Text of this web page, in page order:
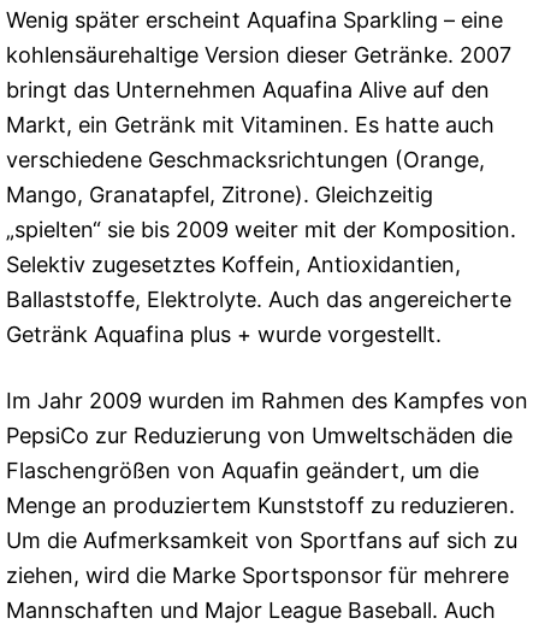
Wenig später erscheint Aquafina Sparkling – eine
kohlensäurehaltige Version dieser Getränke. 2007
bringt das Unternehmen Aquafina Alive auf den
Markt, ein Getränk mit Vitaminen. Es hatte auch
verschiedene Geschmacksrichtungen (Orange,
Mango, Granatapfel, Zitrone). Gleichzeitig
„spielten“ sie bis 2009 weiter mit der Komposition.
Selektiv zugesetztes Koffein, Antioxidantien,
Ballaststoffe, Elektrolyte. Auch das angereicherte
Getränk Aquafina plus + wurde vorgestellt.
Im Jahr 2009 wurden im Rahmen des Kampfes von
PepsiCo zur Reduzierung von Umweltschäden die
Flaschengrößen von Aquafin geändert, um die
Menge an produziertem Kunststoff zu reduzieren.
Um die Aufmerksamkeit von Sportfans auf sich zu
ziehen, wird die Marke Sportsponsor für mehrere
Mannschaften und Major League Baseball. Auch